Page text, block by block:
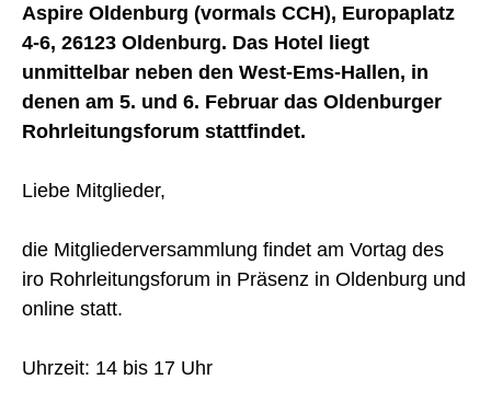
Aspire Oldenburg (vormals CCH), Europaplatz
4-6, 26123 Oldenburg. Das Hotel liegt
unmittelbar neben den West-Ems-Hallen, in
denen am 5. und 6. Februar das Oldenburger
Rohrleitungsforum stattfindet.
Liebe Mitglieder,
die Mitgliederversammlung findet am Vortag des
iro Rohrleitungsforum in Präsenz in Oldenburg und
online statt.
Uhrzeit: 14 bis 17 Uhr